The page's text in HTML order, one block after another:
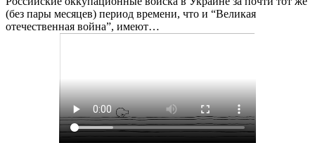
(без пары месяцев) период времени, что и “Великая
отечественная война”, имеют…